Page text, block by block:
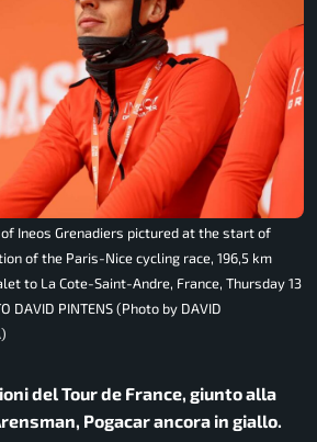
Ineos Grenadiers pictured at the start of
of the Paris-Nice cycling race, 196,5 km
to La Cote-Saint-Andre, France, Thursday 13
DAVID PINTENS (Photo by DAVID
del Tour de France, giunto alla
Pogacar ancora in giallo.